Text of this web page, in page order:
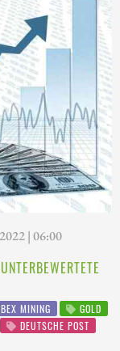
| 06:00
MINING
GOLD
DEUTSCHE POST